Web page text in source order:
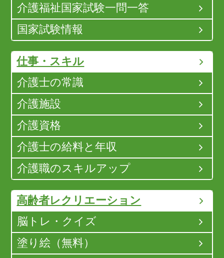
介護福祉国家試験一問一答
国家試験情報
仕事・スキル
介護士の常識
介護施設
介護資格
介護士の給料と年収
介護職のスキルアップ
高齢者レクリエーション
脳トレ・クイズ
塗り絵（無料）